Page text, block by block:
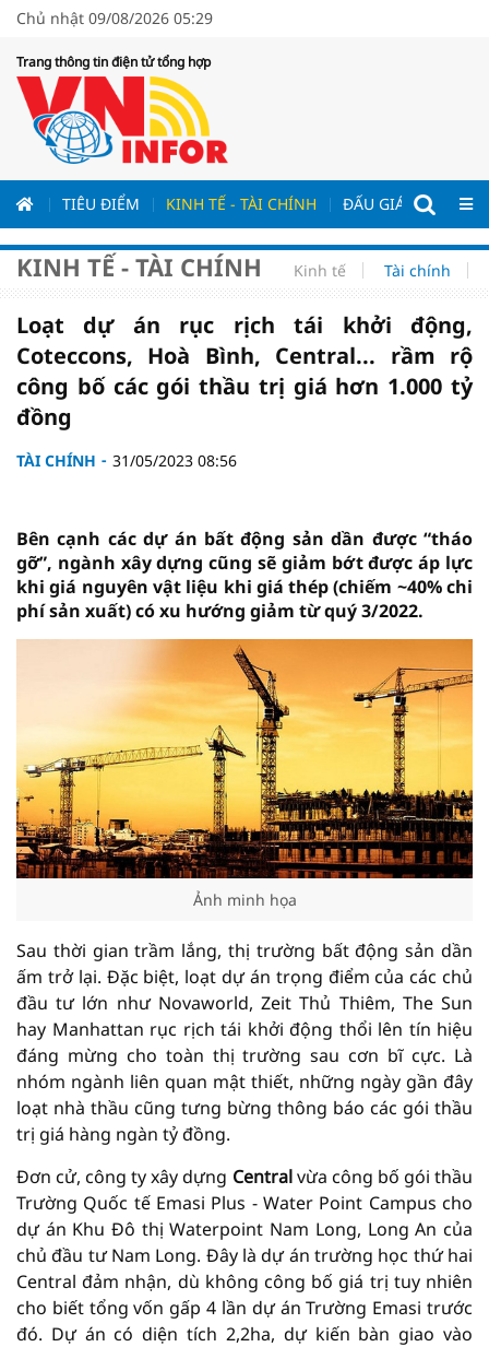
Chủ nhật 09/08/2026 05:29
Trang thông tin điện tử tổng hợp
TIÊU ĐIỂM KINH TẾ - TÀI CHÍNH ĐẤU GIÁ - ĐẤU
KINH TẾ - TÀI CHÍNH Kinh tế Tài chính
Loạt dự án rục rịch tái khởi động,
Coteccons, Hoà Bình, Central... rầm rộ
công bố các gói thầu trị giá hơn 1.000 tỷ
đồng
TÀI CHÍNH 31/05/2023 08:56
Bên cạnh các dự án bất động sản dần được “tháo
gỡ”, ngành xây dựng cũng sẽ giảm bớt được áp lực
khi giá nguyên vật liệu khi giá thép (chiếm ~40% chi
phí sản xuất) có xu hướng giảm từ quý 3/2022.
Ảnh minh họa
Sau thời gian trầm lắng, thị trường bất động sản dần
ấm trở lại. Đặc biệt, loạt dự án trọng điểm của các chủ
đầu tư lớn như Novaworld, Zeit Thủ Thiêm, The Sun
hay Manhattan rục rịch tái khởi động thổi lên tín hiệu
đáng mừng cho toàn thị trường sau cơn bĩ cực. Là
nhóm ngành liên quan mật thiết, những ngày gần đây
loạt nhà thầu cũng tưng bừng thông báo các gói thầu
trị giá hàng ngàn tỷ đồng.
Đơn cử, công ty xây dựng Centralvừa công bố gói thầu
Trường Quốc tế Emasi Plus - Water Point Campus cho
dự án Khu Đô thị Waterpoint Nam Long, Long An của
chủ đầu tư Nam Long. Đây là dự án trường học thứ hai
Central đảm nhận, dù không công bố giá trị tuy nhiên
cho biết tổng vốn gấp 4 lần dự án Trường Emasi trước
đó. Dự án có diện tích 2,2ha, dự kiến bàn giao vào